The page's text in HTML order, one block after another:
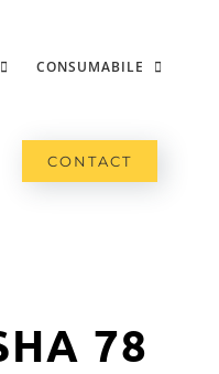
CONSUMABILE
CONTACT
78